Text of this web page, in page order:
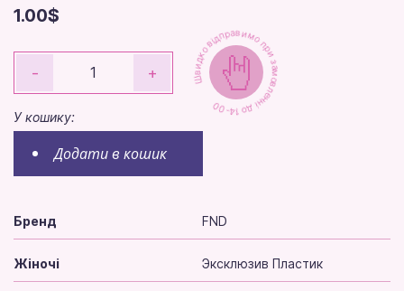
1.00$
- +
У кошику:
Додати в кошик
Швидко відправимо при замовленні до 14-00
Бренд FND
Жіночі Эксклюзив Пластик